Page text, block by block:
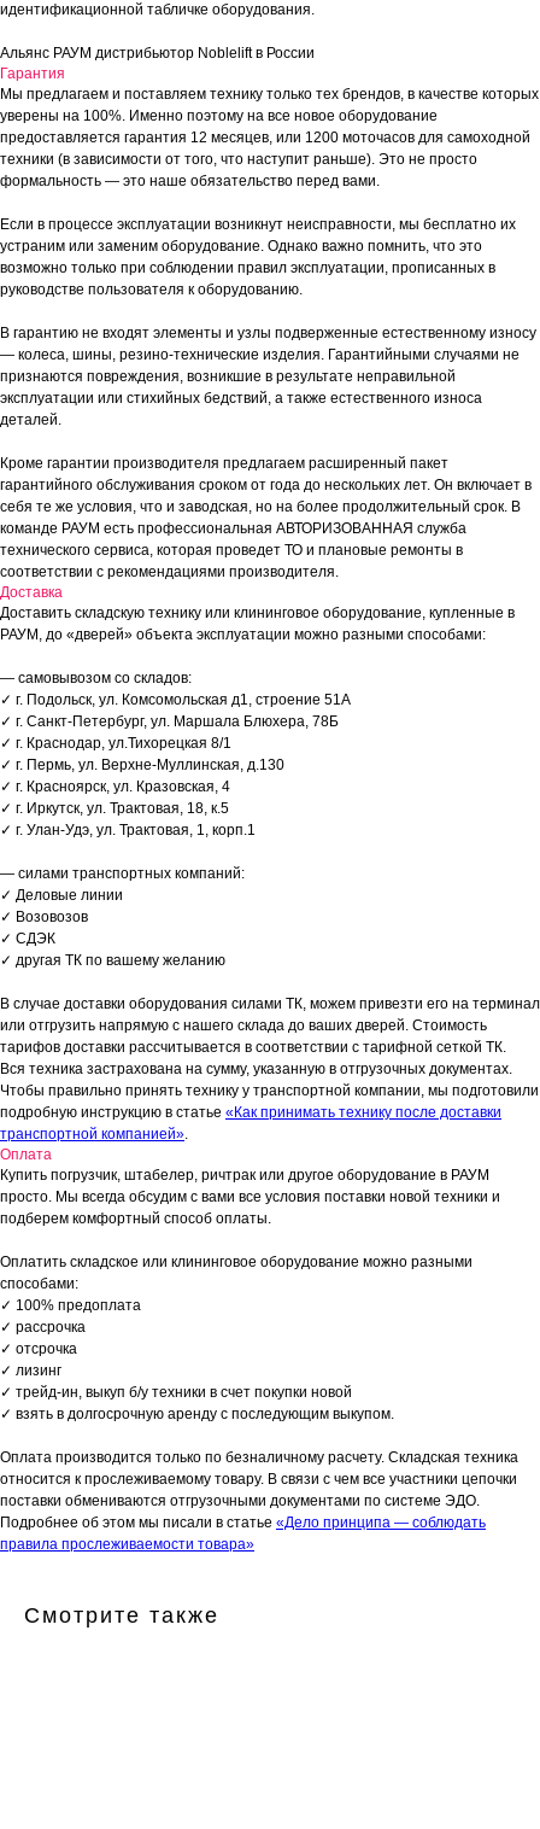
идентификационной табличке оборудования.
Альянс РАУМ дистрибьютор Noblelift в России
Гарантия
Мы предлагаем и поставляем технику только тех брендов, в качестве которых
уверены на 100%. Именно поэтому на все новое оборудование
предоставляется гарантия 12 месяцев, или 1200 моточасов для самоходной
техники (в зависимости от того, что наступит раньше). Это не просто
формальность — это наше обязательство перед вами.
Если в процессе эксплуатации возникнут неисправности, мы бесплатно их
устраним или заменим оборудование. Однако важно помнить, что это
возможно только при соблюдении правил эксплуатации, прописанных в
руководстве пользователя к оборудованию.
В гарантию не входят элементы и узлы подверженные естественному износу
— колеса, шины, резино-технические изделия. Гарантийными случаями не
признаются повреждения, возникшие в результате неправильной
эксплуатации или стихийных бедствий, а также естественного износа
деталей.
Кроме гарантии производителя предлагаем расширенный пакет
гарантийного обслуживания сроком от года до нескольких лет. Он включает в
себя те же условия, что и заводская, но на более продолжительный срок. В
команде РАУМ есть профессиональная АВТОРИЗОВАННАЯ служба
технического сервиса, которая проведет ТО и плановые ремонты в
соответствии с рекомендациями производителя.
Доставка
Доставить складскую технику или клининговое оборудование, купленные в
РАУМ, до «дверей» объекта эксплуатации можно разными способами:
— самовывозом со складов:
✓ г. Подольск, ул. Комсомольская д1, строение 51А
✓ г. Санкт-Петербург, ул. Маршала Блюхера, 78Б
✓ г. Краснодар, ул.Тихорецкая 8/1
✓ г. Пермь, ул. Верхне-Муллинская, д.130
✓ г. Красноярск, ул. Кразовская, 4
✓ г. Иркутск, ул. Трактовая, 18, к.5
✓ г. Улан-Удэ, ул. Трактовая, 1, корп.1
— силами транспортных компаний:
✓ Деловые линии
✓ Возовозов
✓ СДЭК
✓ другая ТК по вашему желанию
В случае доставки оборудования силами ТК, можем привезти его на терминал
или отгрузить напрямую с нашего склада до ваших дверей. Стоимость
тарифов доставки рассчитывается в соответствии с тарифной сеткой ТК.
Вся техника застрахована на сумму, указанную в отгрузочных документах.
Чтобы правильно принять технику у транспортной компании, мы подготовили
подробную инструкцию в статье «Как принимать технику после доставки
транспортной компанией».
Оплата
Купить погрузчик, штабелер, ричтрак или другое оборудование в РАУМ
просто. Мы всегда обсудим с вами все условия поставки новой техники и
подберем комфортный способ оплаты.
Оплатить складское или клининговое оборудование можно разными
способами:
✓ 100% предоплата
✓ рассрочка
✓ отсрочка
✓ лизинг
✓ трейд-ин, выкуп б/у техники в счет покупки новой
✓ взять в долгосрочную аренду с последующим выкупом.
Оплата производится только по безналичному расчету. Складская техника
относится к прослеживаемому товару. В связи с чем все участники цепочки
поставки обмениваются отгрузочными документами по системе ЭДО.
Подробнее об этом мы писали в статье «Дело принципа — соблюдать
правила прослеживаемости товара»
Смотрите также